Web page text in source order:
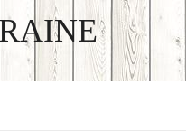
PUBLISHING